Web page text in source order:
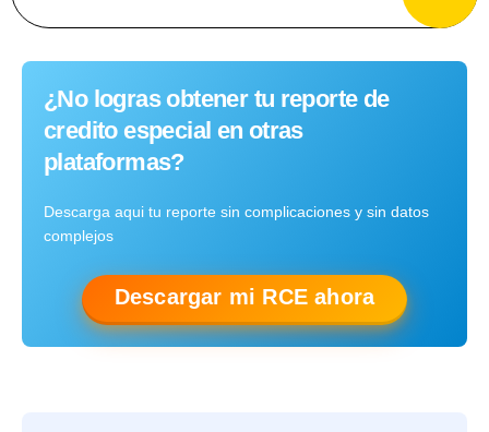
¿No logras obtener tu reporte de
credito especial en otras
plataformas?
Descarga aqui tu reporte sin complicaciones y sin datos
complejos
Descargar mi RCE ahora